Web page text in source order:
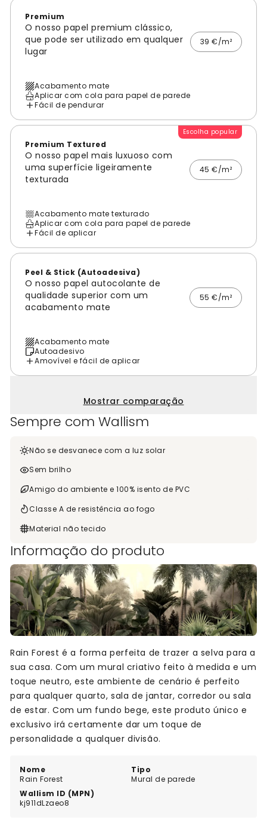
Premium
O nosso papel premium clássico,
que pode ser utilizado em qualquer
lugar
39 €/m²
Acabamento mate
Aplicar com cola para papel de parede
Fácil de pendurar
Escolha popular
Premium Textured
O nosso papel mais luxuoso com
uma superfície ligeiramente
texturada
45 €/m²
Acabamento mate texturado
Aplicar com cola para papel de parede
Fácil de aplicar
Peel & Stick (Autoadesiva)
O nosso papel autocolante de
qualidade superior com um
acabamento mate
55 €/m²
Acabamento mate
Autoadesivo
Amovível e fácil de aplicar
Mostrar comparação
Sempre com Wallism
Não se desvanece com a luz solar
Sem brilho
Amigo do ambiente e 100% isento de PVC
Classe A de resistência ao fogo
Material não tecido
Informação do produto
Nome
Rain Forest
Tipo
Mural de parede
Wallism ID (MPN)
kj911dLzaeo8
Rain Forest é a forma perfeita de trazer a selva para a
sua casa. Com um mural criativo feito à medida e um
toque neutro, este ambiente de cenário é perfeito
para qualquer quarto, sala de jantar, corredor ou sala
de estar. Com um fundo bege, este produto único e
exclusivo irá certamente dar um toque de
personalidade a qualquer divisão.